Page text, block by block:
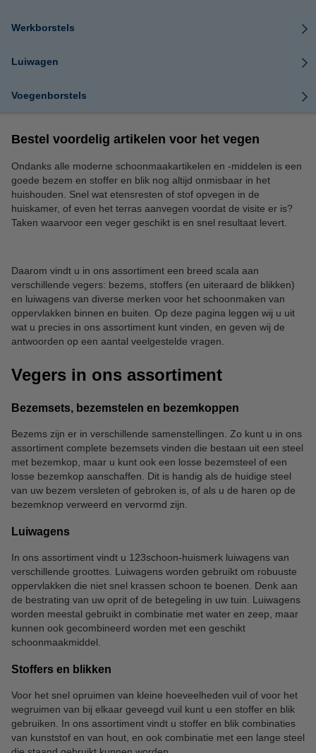
Werkborstels
Luiwagen
Voegenborstels
Bestel voordelig artikelen voor het vegen
Ondanks alle moderne schoonmaakartikelen en -middelen is een
goede bezem en stoffer en blik nog altijd onmisbaar in het
huishouden. Snel wat etensresten of stof opvegen in de
huiskamer, of even het terras aanvegen voordat de visite er is?
Taken waarvoor een veger geschikt is en snel resultaat levert.
Daarom vindt u in ons assortiment een breed scala aan
verschillende vegers: bezems, stoffers (en uiteraard de blikken)
en luiwagens van diverse merken voor het schoonmaken van
oppervlakken binnen en buiten. Op deze pagina leggen wij u uit
wat u precies in ons assortiment kunt vinden, en geven wij de
antwoorden op een aantal veelgestelde vragen.
Vegers in ons assortiment
Bezemsets, bezemstelen en bezemkoppen
Bezems zijn er in verschillende samenstellingen. Zo kunt u in ons
assortiment complete bezemsets vinden die bestaan uit een steel
met bezemkop, maar u kunt ook een losse bezemsteel of een
losse bezemkop aanschaffen. Dit is handig als de huidige steel
van uw bezem versleten of gebroken is, of als u de haren op de
bezemknop verweerd en vervormd zijn.
Luiwagens
In ons assortiment vindt u 123schoon-huismerk luiwagens van
verschillende groottes. Luiwagens worden gebruikt om robuuste
oppervlakken die niet snel krassen schoon te boenen. Denk aan
de bestrating van uw oprit of de betegeling in uw tuin. Luiwagens
worden meestal gebruikt in combinatie met water en zeep, maar
kunnen ook gecombineerd worden met een geschikt
schoonmaakmiddel.
Stoffers en blikken
Voor het snel opruimen van kleine hoeveelheden vuil of voor het
wegruimen van bij elkaar geveegd vuil kunt u een stoffer en blik
gebruiken. In ons assortiment vindt u stoffer en blik combinaties
van kunststof en van hout, en ook combinatie met een lange steel